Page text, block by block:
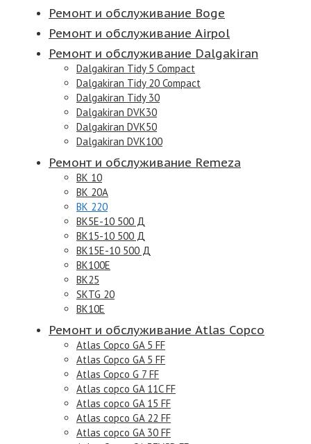
Ремонт и обслуживание Boge
Ремонт и обслуживание Airpol
Ремонт и обслуживание Dalgakiran
Dalgakiran Tidy 5 Compact
Dalgakiran Tidy 20 Compact
Dalgakiran Tidy 30
Dalgakiran DVK30
Dalgakiran DVK50
Dalgakiran DVK100
Ремонт и обслуживание Remeza
ВК 10
ВК 20А
ВК 220
ВК5Е-10 500 Д
ВК15-10 500 Д
ВК15Е-10 500 Д
BK100Е
ВК25
SKTG 20
ВК10Е
Ремонт и обслуживание Atlas Copco
Atlas Copco GA 5 FF
Atlas Copco GA 5 FF
Atlas Copco G 7 FF
Atlas copco GA 11C FF
Atlas copco GA 15 FF
Atlas copco GA 22 FF
Atlas copco GA 30 FF